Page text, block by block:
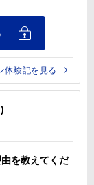
体験記を見る
を教えてくだ